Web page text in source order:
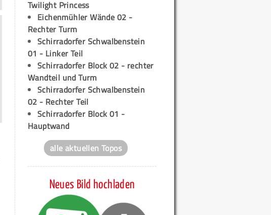
Twilight Princess
Eichenmühler Wände 02 -
Rechter Turm
Schirradorfer Schwalbenstein
01 - Linker Teil
Schirradorfer Block 02 - rechter
Wandteil und Turm
Schirradorfer Schwalbenstein
02 - Rechter Teil
Schirradorfer Block 01 -
Hauptwand
alle aktuellen Topos
Neues Bild hochladen